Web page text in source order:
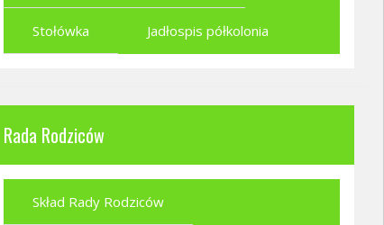
Stołówka Jadłospis półkolonia
Rada Rodziców
Skład Rady Rodziców